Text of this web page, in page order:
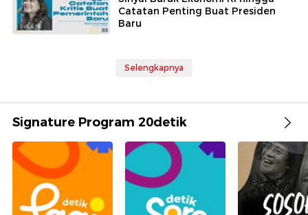
Catatan Penting Buat Presiden
Baru
Selengkapnya
Signature Program 20detik